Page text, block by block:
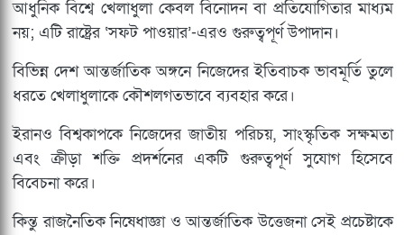
আধুনিক বিশ্বে খেলাধুলা কেবল বিনোদন বা প্রতিযোগিতার মাধ্যম
নয়; এটি রাষ্ট্রের ‘সফট পাওয়ার’-এরও গুরুত্বপূর্ণ উপাদান।
বিভিন্ন দেশ আন্তর্জাতিক অঙ্গনে নিজেদের ইতিবাচক ভাবমূর্তি তুলে
ধরতে খেলাধুলাকে কৌশলগতভাবে ব্যবহার করে।
ইরানও বিশ্বকাপকে নিজেদের জাতীয় পরিচয়, সাংস্কৃতিক সক্ষমতা
এবং ক্রীড়া শক্তি প্রদর্শনের একটি গুরুত্বপূর্ণ সুযোগ হিসেবে
বিবেচনা করে।
কিন্তু রাজনৈতিক নিষেধাজ্ঞা ও আন্তর্জাতিক উত্তেজনা সেই প্রচেষ্টাকে